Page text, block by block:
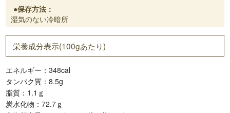
保存方法：
湿気のない冷暗所
栄養成分表示(100gあたり)
エネルギー：348cal
タンパク質：8.5g
脂質：1.1ｇ
炭水化物：72.7ｇ